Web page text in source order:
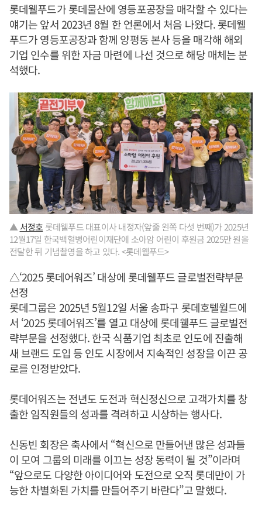
롯데웰푸드가 롯데물산에 영등포공장을 매각할 수 있다는
얘기는 앞서 2023년 8월 한 언론에서 처음 나왔다. 롯데웰
푸드가 영등포공장과 함께 양평동 본사 등을 매각해 해외
기업 인수를 위한 자금 마련에 나선 것으로 해당 매체는 분
석했다.
▲ 서정호 롯데웰푸드 대표이사 내정자(앞줄 왼쪽 다섯 번째)가 2025년
12월17일 한국백혈병어린이재단에 소아암 어린이 후원금 2025만 원을
전달한 뒤 기념촬영을 하고 있다. <롯데웰푸드>
△‘2025 롯데어워즈’ 대상에 롯데웰푸드 글로벌전략부문
선정
롯데그룹은 2025년 5월12일 서울 송파구 롯데호텔월드에
서 ‘2025 롯데어워즈’를 열고 대상에 롯데웰푸드 글로벌전
략부문을 선정했다. 한국 식품기업 최초로 인도에 진출해
새 브랜드 도입 등 인도 시장에서 지속적인 성장을 이끈 공
로를 인정받았다.
롯데어워즈는 전년도 도전과 혁신정신으로 고객가치를 창
출한 임직원들의 성과를 격려하고 시상하는 행사다.
신동빈 회장은 축사에서 “혁신으로 만들어낸 많은 성과들
이 모여 그룹의 미래를 이끄는 성장 동력이 될 것”이라며
“앞으로도 다양한 아이디어와 도전으로 오직 롯데만이 가
능한 차별화된 가치를 만들어주기 바란다”고 말했다.